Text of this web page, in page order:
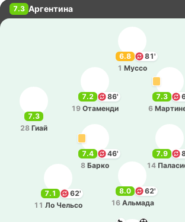
7.3 Аргентина
6.8
81'
1 Муссо
7.2
86'
19 Ота­ме­нди
7.3
6
7.3
28 Гиай
7.1
62'
11 Ло Чельсо
7.9
14
7.4
46'
8 Барко
8.0
62'
16 Альма­да